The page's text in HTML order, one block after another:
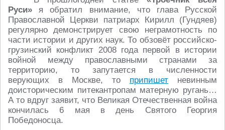
Руси» я обратил внимание, что глава Русской
Православной Церкви патриарх Кирилл (Гундяев)
регулярно демонстрирует свою неграмотность по
части истории и других наук. То обзовёт российско-
грузинский конфликт 2008 года первой в истории
войной между православными странами за
территорию, то запутается в численности
верующих в Москве, то припишет невинным
доисторическим питекантропам матерную ругань…
А то вдруг заявит, что Великая Отечественная война
кончилась 6 мая в день Святого Георгия
Победоносца.